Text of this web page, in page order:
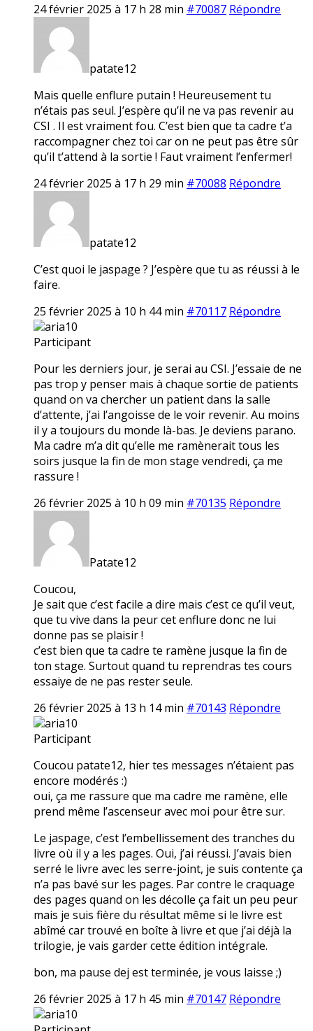
24 février 2025 à 17 h 28 min #70087 Répondre
patate12
Mais quelle enflure putain ! Heureusement tu
n’étais pas seul. J’espère qu’il ne va pas revenir au
CSI . Il est vraiment fou. C’est bien que ta cadre t’a
raccompagner chez toi car on ne peut pas être sûr
qu’il t’attend à la sortie ! Faut vraiment l’enfermer!
24 février 2025 à 17 h 29 min #70088 Répondre
patate12
C’est quoi le jaspage ? J’espère que tu as réussi à le
faire.
25 février 2025 à 10 h 44 min #70117 Répondre
aria10
Participant
Pour les derniers jour, je serai au CSI. J’essaie de ne
pas trop y penser mais à chaque sortie de patients
quand on va chercher un patient dans la salle
d’attente, j’ai l’angoisse de le voir revenir. Au moins
il y a toujours du monde là-bas. Je deviens parano.
Ma cadre m’a dit qu’elle me ramènerait tous les
soirs jusque la fin de mon stage vendredi, ça me
rassure !
26 février 2025 à 10 h 09 min #70135 Répondre
Patate12
Coucou,
Je sait que c’est facile a dire mais c’est ce qu’il veut,
que tu vive dans la peur cet enflure donc ne lui
donne pas se plaisir !
c’est bien que ta cadre te ramène jusque la fin de
ton stage. Surtout quand tu reprendras tes cours
essaiye de ne pas rester seule.
26 février 2025 à 13 h 14 min #70143 Répondre
aria10
Participant
Coucou patate12, hier tes messages n’étaient pas
encore modérés :)
oui, ça me rassure que ma cadre me ramène, elle
prend même l’ascenseur avec moi pour être sur.
Le jaspage, c’est l’embellissement des tranches du
livre où il y a les pages. Oui, j’ai réussi. J’avais bien
serré le livre avec les serre-joint, je suis contente ça
n’a pas bavé sur les pages. Par contre le craquage
des pages quand on les décolle ça fait un peu peur
mais je suis fière du résultat même si le livre est
abîmé car trouvé en boîte à livre et que j’ai déjà la
trilogie, je vais garder cette édition intégrale.
bon, ma pause dej est terminée, je vous laisse ;)
26 février 2025 à 17 h 45 min #70147 Répondre
aria10